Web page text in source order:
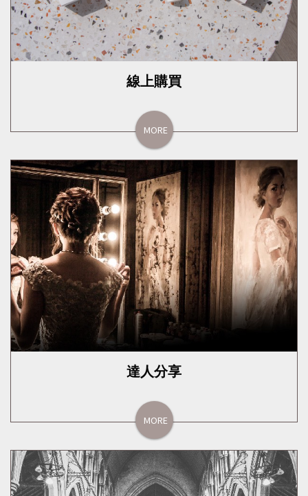
線上購買
MORE
達人分享
MORE